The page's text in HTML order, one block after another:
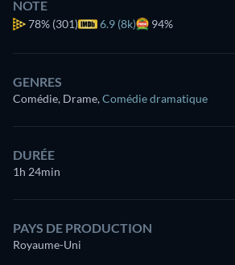
NOTE
78% (301) 6.9 (8k) 94%
GENRES
Comédie, Drame,Comédie dramatique
DURÉE
1h 24min
PAYS DE PRODUCTION
Royaume-Uni